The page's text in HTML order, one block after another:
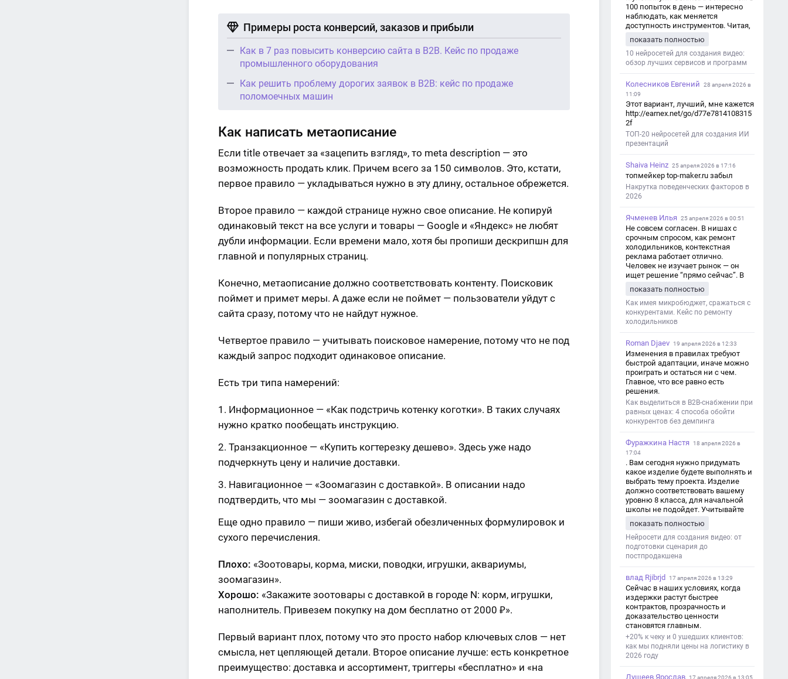
Примеры роста конверсий, заказов и прибыли
Как в 7 раз повысить конверсию сайта в B2B. Кейс по продаже
промышленного оборудования
Как решить проблему дорогих заявок в B2B: кейс по продаже
поломоечных машин
Как написать метаописание
Если title отвечает за «зацепить взгляд», то meta description — это
возможность продать клик. Причем всего за 150 символов. Это, кстати,
первое правило — укладываться нужно в эту длину, остальное обрежется.
Второе правило — каждой странице нужно свое описание. Не копируй
одинаковый текст на все услуги и товары — Google и «Яндекс» не любят
дубли информации. Если времени мало, хотя бы пропиши дескрипшн для
главной и популярных страниц.
Конечно, метаописание должно соответствовать контенту. Поисковик
поймет и примет меры. А даже если не поймет — пользователи уйдут с
сайта сразу, потому что не найдут нужное.
Четвертое правило — учитывать поисковое намерение, потому что не под
каждый запрос подходит одинаковое описание.
Есть три типа намерений:
Информационное — «Как подстричь котенку коготки». В таких случаях
нужно кратко пообещать инструкцию.
Транзакционное — «Купить когтерезку дешево». Здесь уже надо
подчеркнуть цену и наличие доставки.
Навигационное — «Зоомагазин с доставкой». В описании надо
подтвердить, что мы — зоомагазин с доставкой.
Еще одно правило — пиши живо, избегай обезличенных формулировок и
сухого перечисления.
Плохо: «Зоотовары, корма, миски, поводки, игрушки, аквариумы,
зоомагазин».
Хорошо: «Закажите зоотовары с доставкой в городе N: корм, игрушки,
наполнитель. Привезем покупку на дом бесплатно от 2000 ₽».
Первый вариант плох, потому что это просто набор ключевых слов — нет
смысла, нет цепляющей детали. Второе описание лучше: есть конкретное
преимущество: доставка и ассортимент, триггеры «бесплатно» и «на
100 попыток в день — интересно
наблюдать, как меняется
доступность инструментов. Читая,
с короткими клипами в телеграм-
каналах YAGLA и Kokoc Group. Flux 2
показать полностью
10 нейросетей для создания видео:
обзор лучших сервисов и программ
Колесников Евгений
28 апреля 2026 в
11:09
Этот вариант, лучший, мне кажется
http://earnex.net/go/d77e7814108315
2f
ТОП-20 нейросетей для создания ИИ
презентаций
Shaiva Heinz 25 апреля 2026 в 17:16
топмейкер top-maker.ru забыл
Накрутка поведенческих факторов в
2026
Ячменев Илья 25 апреля 2026 в 00:51
Не совсем согласен. В нишах с
срочным спросом, как ремонт
холодильников, контекстная
реклама работает отлично.
Человек не изучает рынок — он
ищет решение “прямо сейчас”. В
и ловит самый горячий трафик,
тогда как SEO в таких задачах
просто не успевает.
показать полностью
Как имея микробюджет, сражаться с
конкурентами. Кейс по ремонту
холодильников
Roman Djaev 19 апреля 2026 в 12:33
Изменения в правилах требуют
быстрой адаптации, иначе можно
проиграть и остаться ни с чем.
Главное, что все равно есть
решения.
Как выделиться в B2B-снабжении при
равных ценах: 4 способа обойти
конкурентов без демпинга
Фуражкина Настя
18 апреля 2026 в
17:04
. Вам сегодня нужно придумать
какое изделие будете выполнять и
выбрать тему проекта. Изделие
должно соответствовать вашему
уровню 8 класса, для начальной
школы не подойдет. Учитывайте
уровня работы. Структура проекта 1.
Титульный лист - Название школы.
- Тип работы: «Проектная работа». -
Тема проекта. - Кто выполнил:
должность учителя. - Город, год. 2.
Введение - Актуальность темы
(почему это важно). - Цель и
задачи проекта. - Объект и предмет
исследования. - Методы работы. 3.
Основная часть - Теоретическая
основные понятия. - Практическая
глава: что сделано (исследование,
опрос, создание изделия и т. д.). -
показать полностью
Нейросети для создания видео: от
подготовки сценария до
постпродакшена
влад Rjibrjd 17 апреля 2026 в 13:29
Сейчас в наших условиях, когда
издержки растут быстрее
контрактов, прозрачность и
доказательство ценности
становятся главным.
+20% к чеку и 0 ушедших клиентов:
как мы подняли цены на логистику в
2026 году
Душеев Ярослав 17 апреля 2026 в 13:05